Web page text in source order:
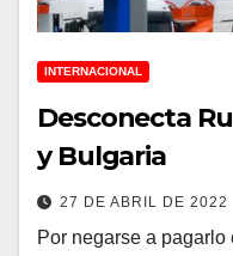
INTERNACIONAL
Desconecta
y Bulgaria
27 DE ABRIL DE 2022
Por negarse a